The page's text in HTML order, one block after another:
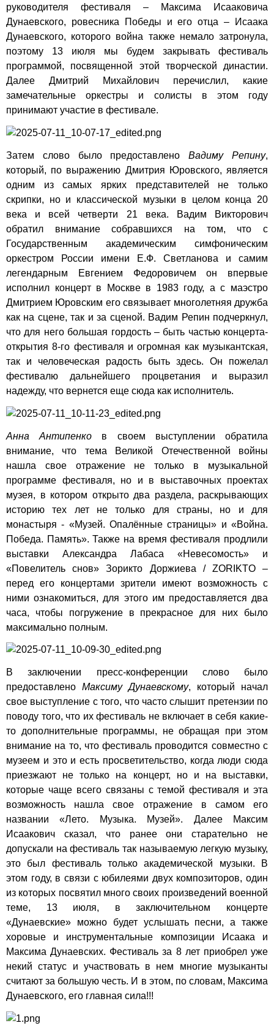
руководителя фестиваля – Максима Исааковича
Дунаевского, ровесника Победы и его отца – Исаака
Дунаевского, которого война также немало затронула,
поэтому 13 июля мы будем закрывать фестиваль
программой, посвященной этой творческой династии.
Далее Дмитрий Михайлович перечислил, какие
замечательные оркестры и солисты в этом году
принимают участие в фестивале.
Затем слово было предоставленоВадиму Репину,
который, по выражению Дмитрия Юровского, является
одним из самых ярких представителей не только
скрипки, но и классической музыки в целом конца 20
века и всей четверти 21 века. Вадим Викторович
обратил внимание собравшихся на том, что с
Государственным академическим симфоническим
оркестром России имени Е.Ф. Светланова и самим
легендарным Евгением Федоровичем он впервые
исполнил концерт в Москве в 1983 году, а с маэстро
Дмитрием Юровским его связывает многолетняя дружба
как на сцене, так и за сценой. Вадим Репин подчеркнул,
что для него большая гордость – быть частью концерта-
открытия 8-го фестиваля и огромная как музыкантская,
так и человеческая радость быть здесь. Он пожелал
фестивалю дальнейшего процветания и выразил
надежду, что вернется еще сюда как исполнитель.
Анна Антипенко в своем выступлении обратила
внимание, что тема Великой Отечественной войны
нашла свое отражение не только в музыкальной
программе фестиваля, но и в выставочных проектах
музея, в котором открыто два раздела, раскрывающих
историю тех лет не только для страны, но и для
монастыря - «Музей. Опалённые страницы» и «Война.
Победа. Память». Также на время фестиваля продлили
выставки Александра Лабаса «Невесомость» и
«Повелитель снов» Зорикто Доржиева / ZORIKTO –
перед его концертами зрители имеют возможность с
ними ознакомиться, для этого им предоставляется два
часа, чтобы погружение в прекрасное для них было
максимально полным.
В заключении пресс-конференции слово было
предоставлено Максиму Дунаевскому, который начал
свое выступление с того, что часто слышит претензии по
поводу того, что их фестиваль не включает в себя какие-
то дополнительные программы, не обращая при этом
внимание на то, что фестиваль проводится совместно с
музеем и это и есть просветительство, когда люди сюда
приезжают не только на концерт, но и на выставки,
которые чаще всего связаны с темой фестиваля и эта
возможность нашла свое отражение в самом его
названии «Лето. Музыка. Музей». Далее Максим
Исаакович сказал, что ранее они старательно не
допускали на фестиваль так называемую легкую музыку,
это был фестиваль только академической музыки. В
этом году, в связи с юбилеями двух композиторов, один
из которых посвятил много своих произведений военной
теме, 13 июля, в заключительном концерте
«Дунаевские» можно будет услышать песни, а также
хоровые и инструментальные композиции Исаака и
Максима Дунаевских. Фестиваль за 8 лет приобрел уже
некий статус и участвовать в нем многие музыканты
считают за большую честь. И в этом, по словам, Максима
Дунаевского, его главная сила!!!